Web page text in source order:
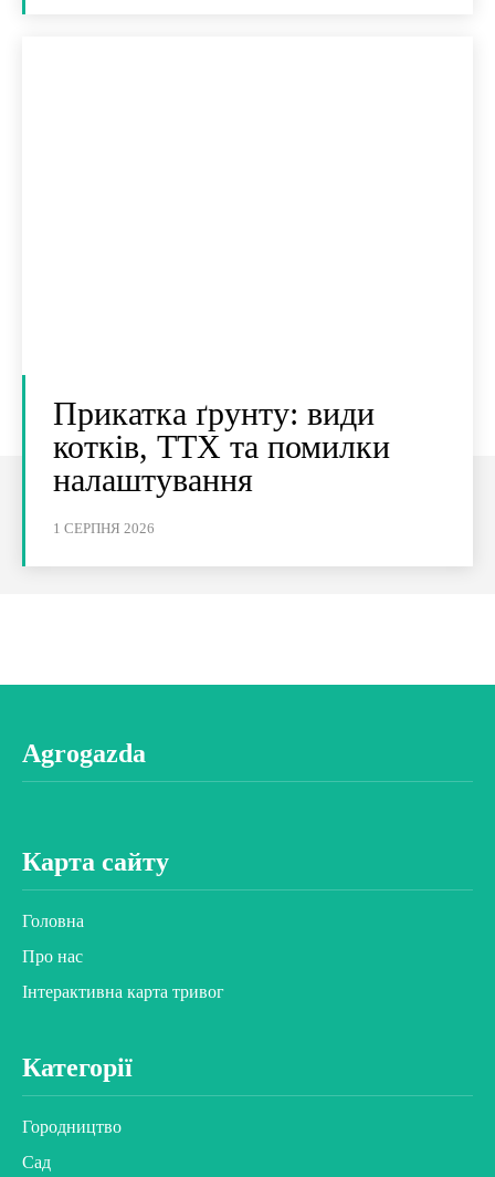
Прикатка ґрунту: види
котків, ТТХ та помилки
налаштування
1 СЕРПНЯ 2026
Agrogazda
Карта сайту
Головна
Про нас
Інтерактивна карта тривог
Категорії
Городництво
Сад